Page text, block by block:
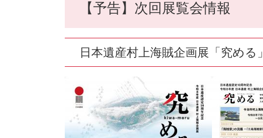
【予告】次回展覧会情報
日本遺産村上海賊企画展「究める」